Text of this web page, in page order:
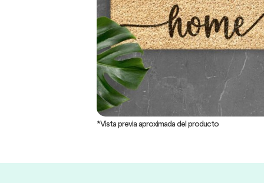
*Vista previa aproximada del producto